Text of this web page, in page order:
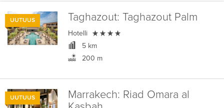
UUTUUS Taghazout: Taghazout Palm
Hotelli 
5 km
200 m
UUTUUS Marrakech: Riad Omara al